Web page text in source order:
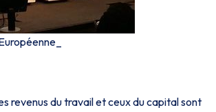
revenus du travail et ceux du capital sont